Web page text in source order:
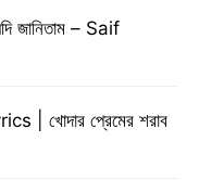
– Saif
খোদার প্রেমের শরাব